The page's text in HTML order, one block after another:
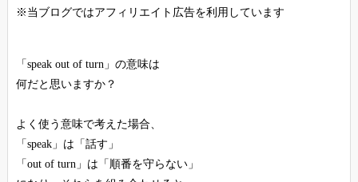
※当ブログではアフィリエイト広告を利用しています
「speak out of turn」の意味は
何だと思いますか？
よく使う意味で考えた場合、
「speak」は「話す」
「out of turn」は「順番を守らない」